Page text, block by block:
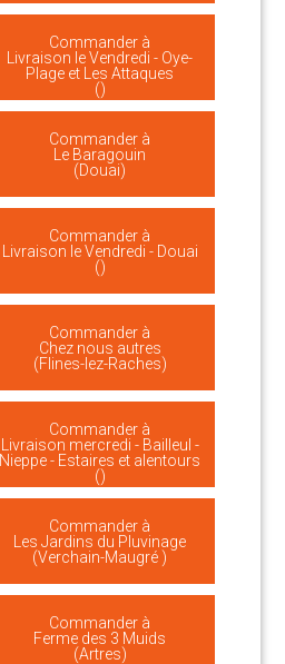
Commander à
Livraison le Vendredi - Oye-
Plage et Les Attaques
()
Commander à
Le Baragouin
(Douai)
Commander à
Livraison le Vendredi - Douai
()
Commander à
Chez nous autres
(Flines-lez-Raches)
Commander à
Livraison mercredi - Bailleul -
Nieppe - Estaires et alentours
()
Commander à
Les Jardins du Pluvinage
(Verchain-Maugré )
Commander à
Ferme des 3 Muids
(Artres)